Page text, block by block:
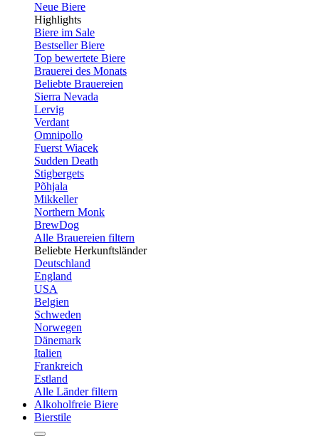
Neue Biere
Highlights
Biere im Sale
Bestseller Biere
Top bewertete Biere
Brauerei des Monats
Beliebte Brauereien
Sierra Nevada
Lervig
Verdant
Omnipollo
Fuerst Wiacek
Sudden Death
Stigbergets
Põhjala
Mikkeller
Northern Monk
BrewDog
Alle Brauereien filtern
Beliebte Herkunftsländer
Deutschland
England
USA
Belgien
Schweden
Norwegen
Dänemark
Italien
Frankreich
Estland
Alle Länder filtern
Alkoholfreie Biere
Bierstile